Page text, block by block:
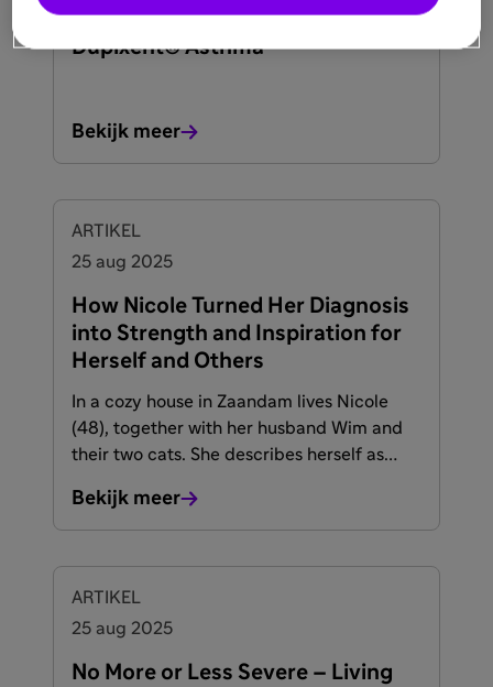
Dupixent® Asthma
Bekijk meer
ARTIKEL
25 aug 2025
How Nicole Turned Her Diagnosis
into Strength and Inspiration for
Herself and Others
In a cozy house in Zaandam lives Nicole
(48), together with her husband Wim and
their two cats. She describes herself as
painting and exploring nature during her
travels. But behind that positive
the age of six, Nicole has lived with type 1
personally and professionally, but it has
never stopped her from exploring new
Bekijk meer
ARTIKEL
25 aug 2025
No More or Less Severe – Living